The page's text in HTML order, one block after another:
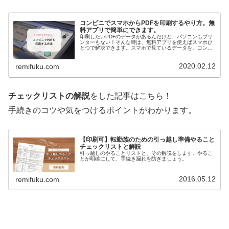
コンビニでスマホからPDFを印刷するやり方。無
料アプリで簡単にできます。
印刷したいPDFのデータがあるんだけど、パソコンもプリ
ンターもない！そんな時は、無料アプリを使えばスマホひ
とつで解決できます。スマホで見ているデータを、コンビ
remifuku.com 2020.02.12
チェックリストの解説をした記事はこちら！
手続きのコツや気をつけるポイントがわかります。
【印刷可】転勤族のための引っ越し準備やること
チェックリストと解説
引っ越しのやることリストと、その解説をします。やるこ
とが明確にして、手続き漏れを防ぎましょう。
remifuku.com 2016.05.12